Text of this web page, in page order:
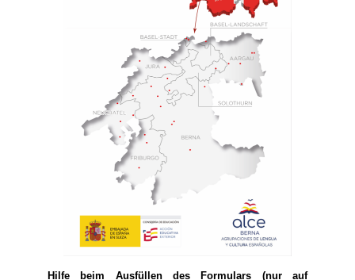
Hilfe beim Ausfüllen des Formulars (nur auf